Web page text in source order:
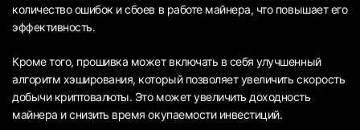
количество ошибок и сбоев в работе майнера, что повышает его
эффективность.
Кроме того, прошивка может включать в себя улучшенный
алгоритм хэширования, который позволяет увеличить скорость
добычи криптовалюты. Это может увеличить доходность
майнера и снизить время окупаемости инвестиций.